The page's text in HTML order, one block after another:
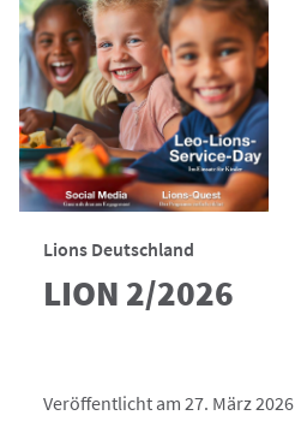
Lions Deutschland
LION 2/2026
Veröffentlicht am 27. März 2026